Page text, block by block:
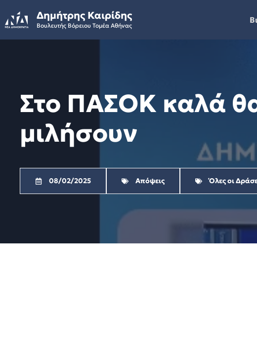
to
content
Δημήτρης Καιρίδης
Βουλευτής Βόρειου Τομέα Αθήνας
Στο ΠΑΣΟΚ καλά
μιλήσουν
08/02/2025 Απόψεις Όλες οι